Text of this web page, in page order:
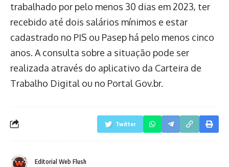
trabalhado por pelo menos 30 dias em 2023, ter
recebido até dois salários mínimos e estar
cadastrado no PIS ou Pasep há pelo menos cinco
anos. A consulta sobre a situação pode ser
realizada através do aplicativo da Carteira de
Trabalho Digital ou no Portal Gov.br.
Twitter
Editorial Web Flush